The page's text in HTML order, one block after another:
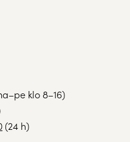
klo 8–16)
(24 h)